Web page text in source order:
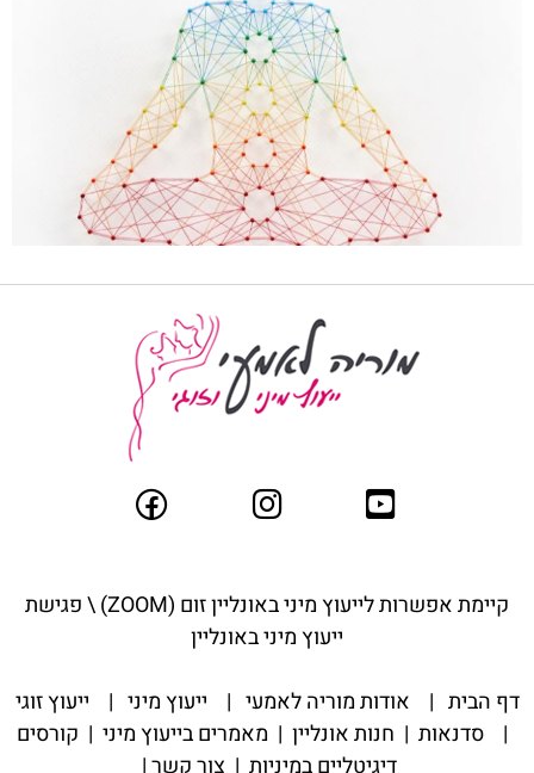
קיימת אפשרות לייעוץ מיני באונליין ז
ום (ZOOM) \ פגישת
ייעוץ מיני באונליין
דף הבית | אודות מוריה לאמעי | ייעוץ מיני |
ייעוץ זוגי
|
סדנאות | חנות אונליין | מאמרים בייעוץ מיני | קורסים
דיגיטליים במיניות | צור קשר|